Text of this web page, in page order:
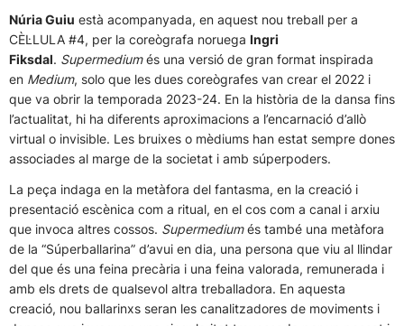
Núria Guiu està acompanyada, en aquest nou treball per a
CÈL·LULA #4, per la coreògrafa noruega Ingri
Fiksdal. Supermediumés una versió de gran format inspirada
en Medium, solo que les dues coreògrafes van crear el 2022 i
que va obrir la temporada 2023-24. En la història de la dansa fins
l’actualitat, hi ha diferents aproximacions a l’encarnació d’allò
virtual o invisible. Les bruixes o mèdiums han estat sempre dones
associades al marge de la societat i amb súperpoders.
La peça indaga en la metàfora del fantasma, en la creació i
presentació escènica com a ritual, en el cos com a canal i arxiu
que invoca altres cossos. Supermediumés també una metàfora
de la “Súperballarina” d’avui en dia, una persona que viu al llindar
del que és una feina precària i una feina valorada, remunerada i
amb els drets de qualsevol altra treballadora. En aquesta
creació, nou ballarinxs seran les canalitzadores de moviments i